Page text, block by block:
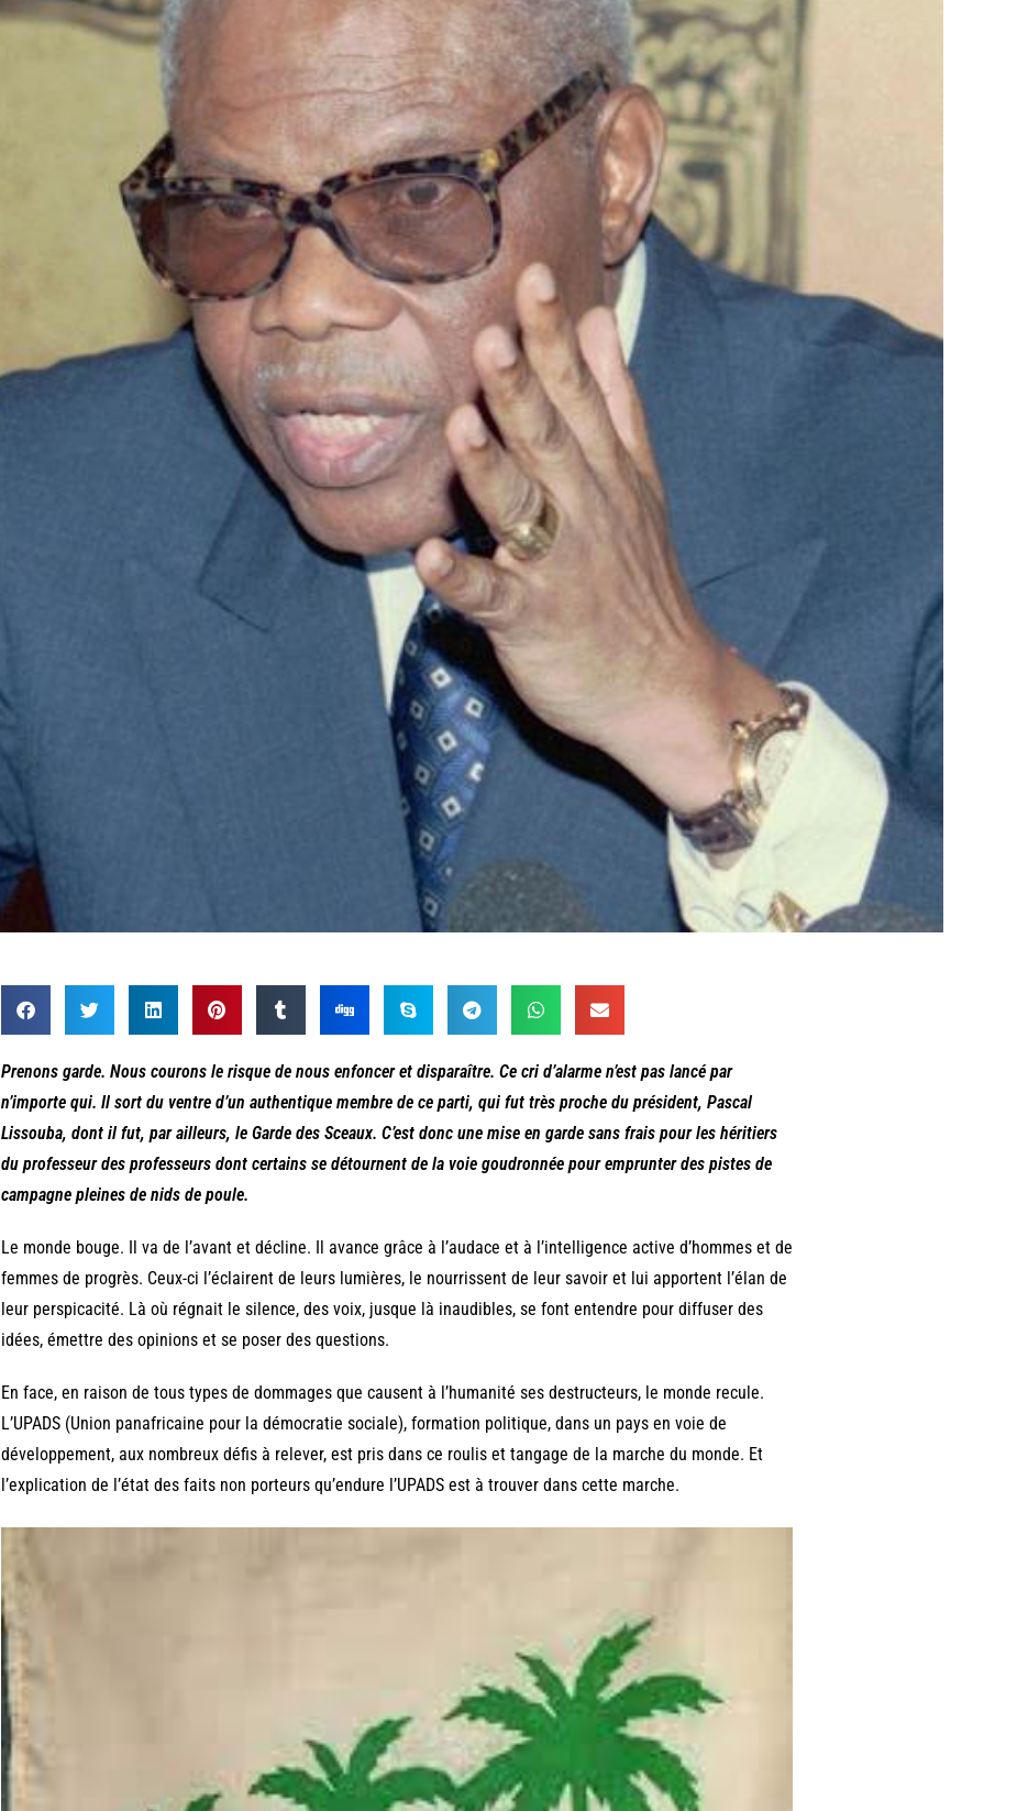
Prenons garde. Nous courons le risque de nous enfoncer et disparaître. Ce cri d’alarme n’est pas lancé par
n’importe qui. Il sort du ventre d’un authentique membre de ce parti, qui fut très proche du président, Pascal
Lissouba, dont il fut, par ailleurs, le Garde des Sceaux. C’est donc une mise en garde sans frais pour les héritiers
du professeur des professeurs dont certains se détournent de la voie goudronnée pour emprunter des pistes de
campagne pleines de nids de poule.
Le monde bouge. Il va de l’avant et décline. Il avance grâce à l’audace et à l’intelligence active d’hommes et de
femmes de progrès. Ceux-ci l’éclairent de leurs lumières, le nourrissent de leur savoir et lui apportent l’élan de
leur perspicacité. Là où régnait le silence, des voix, jusque là inaudibles, se font entendre pour diffuser des
idées, émettre des opinions et se poser des questions.
En face, en raison de tous types de dommages que causent à l’humanité ses destructeurs, le monde recule.
L’UPADS (Union panafricaine pour la démocratie sociale), formation politique, dans un pays en voie de
développement, aux nombreux défis à relever, est pris dans ce roulis et tangage de la marche du monde. Et
l’explication de l’état des faits non porteurs qu’endure l’UPADS est à trouver dans cette marche.